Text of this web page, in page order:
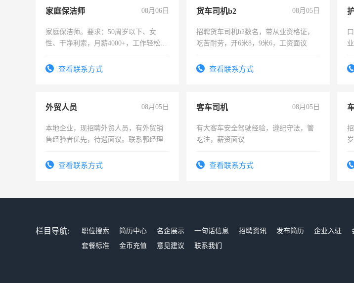
家庭保洁师 08月06日
家庭保洁师。要求：50周岁以下、女
性、干净利索，月薪4000+，工作轻松，
太太等。查看联系方式
货车司机b2 08月05日
招聘货车司机b2数名，带从业资格证，
吃苦耐劳，开6米8，9米6，工资面议
查看联系方式
外贸人员 08月05日
本地企业，现招聘外贸人员，有外贸销
售经验者优先，待遇面议。联系郭经理
查看联系方式
客车司机 08月05日
有大客车安全驾驶经验，遵纪守法，管
吃注，薪资面议
查看联系方式
栏目导航: 职位搜索 简历中心 名企展示 一句话信息 招聘资讯 发布简历 企业入驻
套餐标准
金币充值 意见建议 联系我们